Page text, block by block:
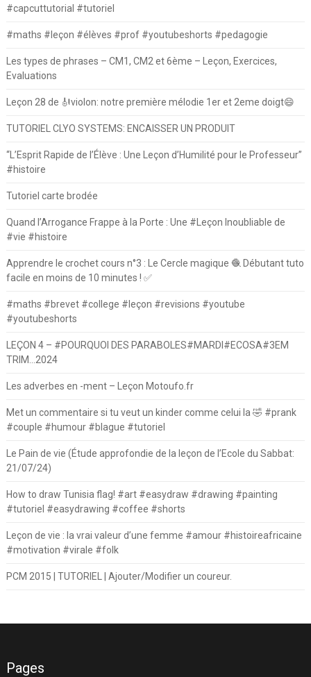
#capcuttutorial #tutoriel
#maths #leçon #élèves #prof #youtubeshorts #pedagogie
Les types de phrases – CM1, CM2 et 6ème – Leçon, Exercices,
Evaluations
Leçon 28 de 🎻violon: notre première mélodie 1er et 2eme doigt😄
TUTORIEL CLYO SYSTEMS: ENCAISSER UN PRODUIT
“L’Esprit Rapide de l’Élève : Une Leçon d’Humilité pour le Professeur”
#histoire
Tutoriel carte brodée
Quand l’Arrogance Frappe à la Porte : Une #Leçon Inoubliable de
#vie #histoire
Apprendre le crochet cours n°3 : Le Cercle magique 🧶 Débutant tuto
facile en moins de 10 minutes ! ✅
#maths #brevet #college #leçon #revisions #youtube
#youtubeshorts
LEÇON 4 – #POURQUOI DES PARABOLES#MARDI#ECOSA#3EM
TRIM…2024
Les adverbes en -ment – Leçon Motoufo.fr
Met un commentaire si tu veut un kinder comme celui la 🤣 #prank
#couple #humour #blague #tutoriel
Le Pain de vie (Étude approfondie de la leçon de l’Ecole du Sabbat:
21/07/24)
How to draw Tunisia flag! #art #easydraw #drawing #painting
#tutoriel #easydrawing #coffee #shorts
Leçon de vie : la vrai valeur d’une femme #amour #histoireafricaine
#motivation #virale #folk
PCM 2015 | TUTORIEL | Ajouter/Modifier un coureur.
Pages